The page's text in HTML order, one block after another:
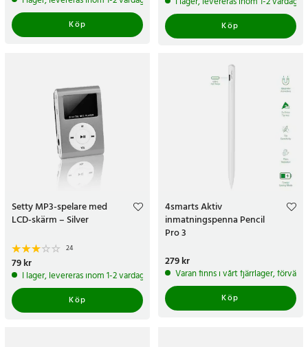
Köp
Köp
Setty MP3-spelare med
LCD-skärm – Silver
24
Pris:
79 kr
I lager, levereras inom 1-2 vardagar
Köp
4smarts Aktiv
inmatningspenna Pencil
Pro 3
Pris:279 kr
279 kr
Varan finns i vårt fjärrlager,
Köp